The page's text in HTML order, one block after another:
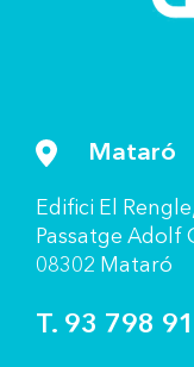
Mataró
Ediﬁci El Rengle,
Passatge Adolf
08302 Mataró
T. 93 798